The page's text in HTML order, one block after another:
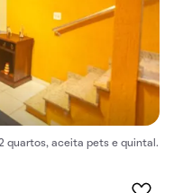
quartos, aceita pets e quintal.